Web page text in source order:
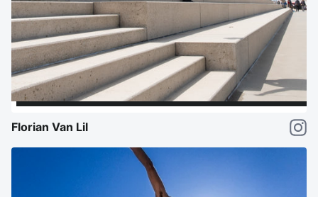
Florian Van Lil